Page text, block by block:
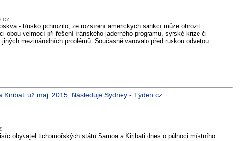
- Rusko pohrozilo, že rozšíření amerických sankcí může ohrozit
obou velmocí při řešení íránského jaderného programu, syrské krize či
jiných mezinárodních problémů. Současně varovalo před ruskou odvetou.
Kiribati už mají 2015. Následuje Sydney - Týden.cz
obyvatel tichomořských států Samoa a Kiribati dnes o půlnoci místního